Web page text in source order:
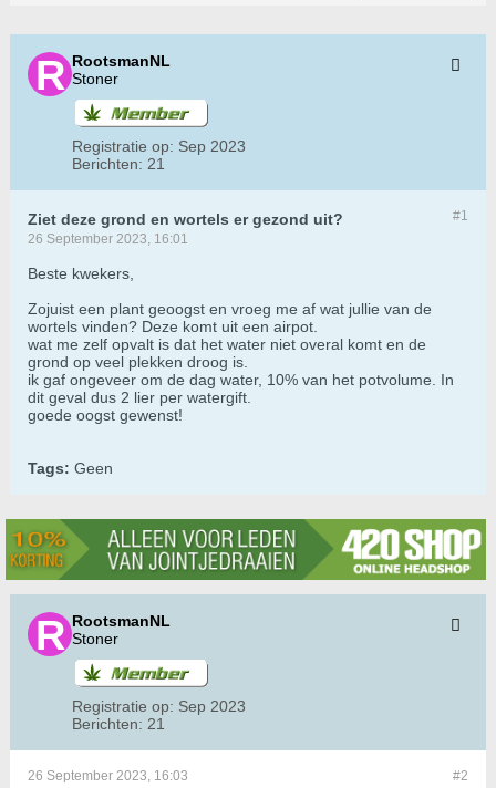
RootsmanNL
Stoner
Registratie op: Sep 2023
Berichten: 21
#1
Ziet deze grond en wortels er gezond uit?
26 September 2023, 16:01
Beste kwekers,
Zojuist een plant geoogst en vroeg me af wat jullie van de
wortels vinden? Deze komt uit een airpot.
wat me zelf opvalt is dat het water niet overal komt en de
grond op veel plekken droog is.
ik gaf ongeveer om de dag water, 10% van het potvolume. In
dit geval dus 2 lier per watergift.
goede oogst gewenst!
Tags: Geen
RootsmanNL
Stoner
Registratie op: Sep 2023
Berichten: 21
#2
26 September 2023, 16:03